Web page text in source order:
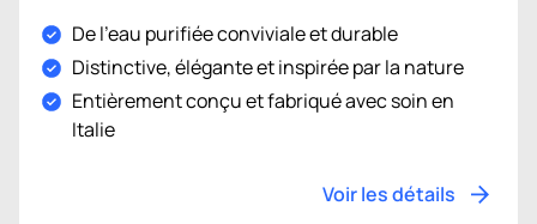
De l'eau purifiée conviviale et durable
Distinctive, élégante et inspirée par la nature
Entièrement conçu et fabriqué avec soin en
Italie
Voir les détails